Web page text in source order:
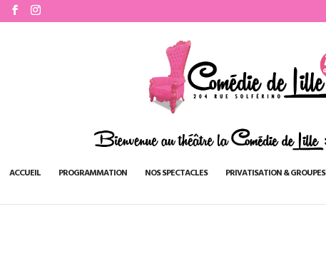
ACCUEIL PROGRAMMATION NOS SPECTACLES PRIVATISATION & GROUPES